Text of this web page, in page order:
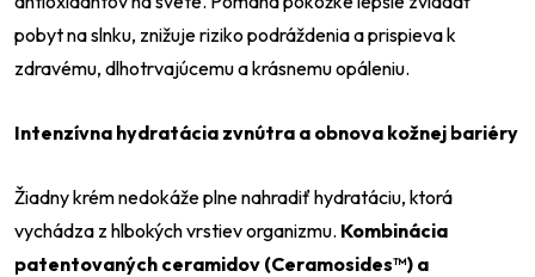
pobyt na slnku, znižuje riziko podráždenia a prispieva k
zdravému, dlhotrvajúcemu a krásnemu opáleniu.
Intenzívna hydratácia zvnútra a obnova kožnej bariéry
Žiadny krém nedokáže plne nahradiť hydratáciu, ktorá
vychádza z hlbokých vrstiev organizmu. Kombinácia
patentovaných ceramidov (Ceramosides™) a